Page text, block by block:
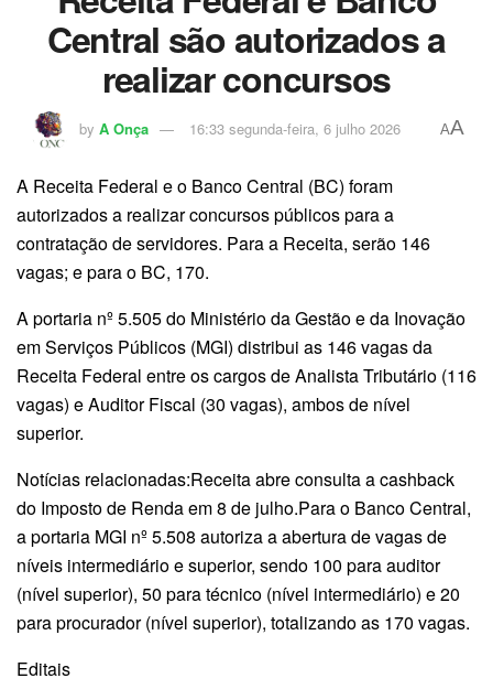
Central são autorizados a
realizar concursos
by A Onça 16:33 segunda-feira, 6 julho 2026 AA
A Receita Federal e o Banco Central (BC) foram
autorizados a realizar concursos públicos para a
contratação de servidores. Para a Receita, serão 146
vagas; e para o BC, 170.
A portaria nº 5.505 do Ministério da Gestão e da Inovação
em Serviços Públicos (MGI) distribui as 146 vagas da
Receita Federal entre os cargos de Analista Tributário (116
vagas) e Auditor Fiscal (30 vagas), ambos de nível
superior.
Notícias relacionadas:Receita abre consulta a cashback
do Imposto de Renda em 8 de julho.Para o Banco Central,
a portaria MGI nº 5.508 autoriza a abertura de vagas de
níveis intermediário e superior, sendo 100 para auditor
(nível superior), 50 para técnico (nível intermediário) e 20
para procurador (nível superior), totalizando as 170 vagas.
Editais